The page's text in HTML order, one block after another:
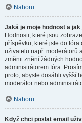
Nahoru
Jaká je moje hodnost a jak
Hodnosti, které jsou
příspěvků, které jste do
uživatelů např. moderátorů
změnit znění žádných
administrátorem fóra.
proto, abyste dosáhli vyšší
moderátor nebo
Nahoru
Když chci poslat email